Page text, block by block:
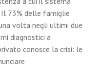
73% delle famiglie
volta negli ultimi due
diagnostici a
conosce la crisi: le